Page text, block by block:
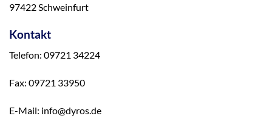
97422 Schweinfurt
Kontakt
Telefon: 09721 34224
Fax: 09721 33950
E-Mail: info@dyros.de